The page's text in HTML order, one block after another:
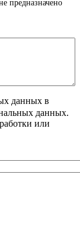
предназначено
данных в
данных.
или